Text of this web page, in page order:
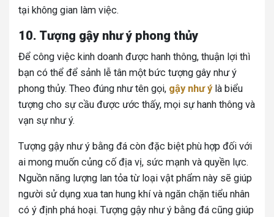
tại không gian làm việc.
10. Tượng gậy như ý phong thủy
Để công việc kinh doanh được hanh thông, thuận lợi thì
bạn có thể để sảnh lễ tân một bức tượng gây như ý
phong thủy. Theo đúng như tên gọi, gậy như ýlà biểu
tượng cho sự cầu được ước thấy, mọi sự hanh thông và
vạn sự như ý.
Tượng gậy như ý bằng đá còn đặc biệt phù hợp đối với
ai mong muốn củng cố địa vị, sức mạnh và quyền lực.
Nguồn năng lượng lan tỏa từ loại vật phẩm này sẽ giúp
người sử dụng xua tan hung khí và ngăn chặn tiểu nhân
có ý định phá hoại. Tượng gậy như ý bằng đá cũng giúp